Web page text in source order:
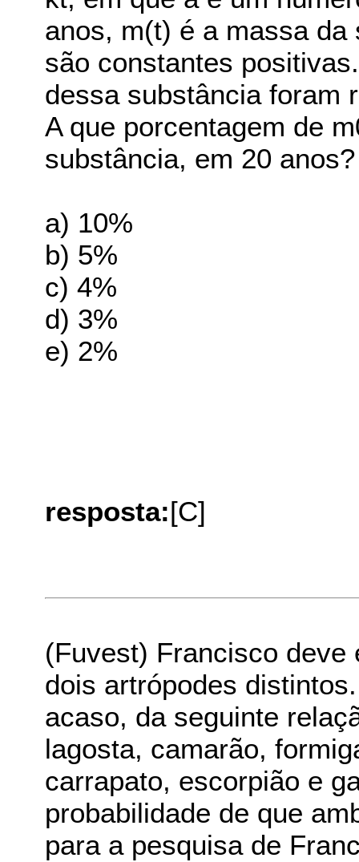
anos, m(t) é a massa
são constantes
dessa substância foram
A que porcentagem de
substância, em 20 anos?
a) 10%
b) 5%
c) 4%
d) 3%
e) 2%
resposta:[C]
(Fuvest) Francisco deve
dois artrópodes
acaso, da seguinte
lagosta, camarão,
carrapato, escorpião e
probabilidade de que
para a pesquisa de